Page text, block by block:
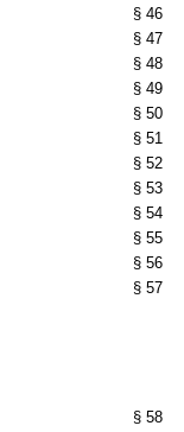
§ 46
§ 47
§ 48
§ 49
§ 50
§ 51
§ 52
§ 53
§ 54
§ 55
§ 56
§ 57
§ 58